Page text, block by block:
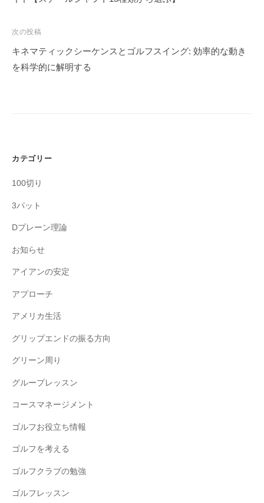
ゲ
ー
シ
次の投稿
キネマティックシーケンスとゴルフスイング: 効率的な動き
を科学的に解明する
カテゴリー
100切り
3パット
Dプレーン理論
お知らせ
アイアンの安定
アプローチ
アメリカ生活
グリップエンドの振る方向
グリーン周り
グループレッスン
コースマネージメント
ゴルフお役立ち情報
ゴルフを考える
ゴルフクラブの勉強
ゴルフレッスン